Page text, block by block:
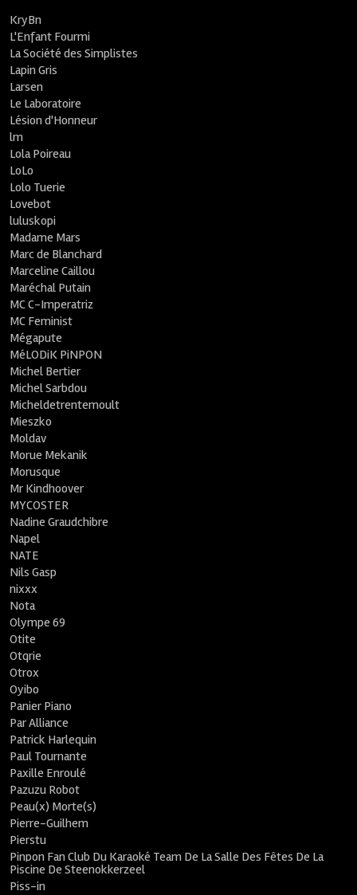
KryBn
L'Enfant Fourmi
La Société des Simplistes
Lapin Gris
Larsen
Le Laboratoire
Lésion d'Honneur
lm
Lola Poireau
LoLo
Lolo Tuerie
Lovebot
luluskopi
Madame Mars
Marc de Blanchard
Marceline Caillou
Maréchal Putain
MC C-Imperatriz
MC Feminist
Mégapute
MéLODiK PiNPON
Michel Bertier
Michel Sarbdou
Micheldetrentemoult
Mieszko
Moldav
Morue Mekanik
Morusque
Mr Kindhoover
MYCOSTER
Nadine Graudchibre
Napel
NATE
Nils Gasp
nixxx
Nota
Olympe 69
Otite
Otqrie
Otrox
Oyibo
Panier Piano
Par Alliance
Patrick Harlequin
Paul Tournante
Paxille Enroulé
Pazuzu Robot
Peau(x) Morte(s)
Pierre-Guilhem
Pierstu
Pinpon Fan Club Du Karaoké Team De La Salle Des Fêtes De La
Piscine De Steenokkerzeel
Piss-in